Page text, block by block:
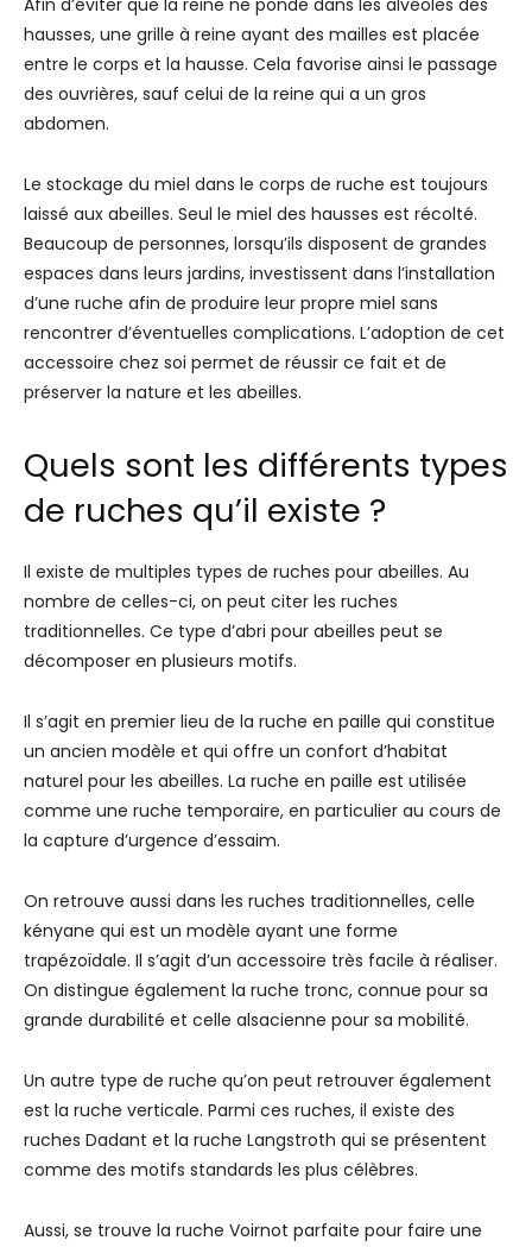
Afin d’éviter que la reine ne ponde dans les alvéoles des
hausses, une grille à reine ayant des mailles est placée
entre le corps et la hausse. Cela favorise ainsi le passage
des ouvrières, sauf celui de la reine qui a un gros
abdomen.
Le stockage du miel dans le corps de ruche est toujours
laissé aux abeilles. Seul le miel des hausses est récolté.
Beaucoup de personnes, lorsqu’ils disposent de grandes
espaces dans leurs jardins, investissent dans l’installation
d’une ruche afin de produire leur propre miel sans
rencontrer d’éventuelles complications. L’adoption de cet
accessoire chez soi permet de réussir ce fait et de
préserver la nature et les abeilles.
Quels sont les différents types
de ruches qu’il existe ?
Il existe de multiples types de ruches pour abeilles. Au
nombre de celles-ci, on peut citer les ruches
traditionnelles. Ce type d’abri pour abeilles peut se
décomposer en plusieurs motifs.
Il s’agit en premier lieu de la ruche en paille qui constitue
un ancien modèle et qui offre un confort d’habitat
naturel pour les abeilles. La ruche en paille est utilisée
comme une ruche temporaire, en particulier au cours de
la capture d’urgence d’essaim.
On retrouve aussi dans les ruches traditionnelles, celle
kényane qui est un modèle ayant une forme
trapézoïdale. Il s’agit d’un accessoire très facile à réaliser.
On distingue également la ruche tronc, connue pour sa
grande durabilité et celle alsacienne pour sa mobilité.
Un autre type de ruche qu’on peut retrouver également
est la ruche verticale. Parmi ces ruches, il existe des
ruches Dadant et la ruche Langstroth qui se présentent
comme des motifs standards les plus célèbres.
Aussi, se trouve la ruche Voirnot parfaite pour faire une